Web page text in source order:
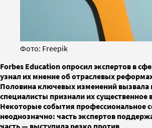
Фото: Freepik
Forbes Education опросил экспертов в
узнал их мнение об отраслевых
Половина ключевых изменений вызвала
специалисты признали их существенное
Некоторые события профессиональное
неоднозначно: часть экспертов
часть — выступила резко против